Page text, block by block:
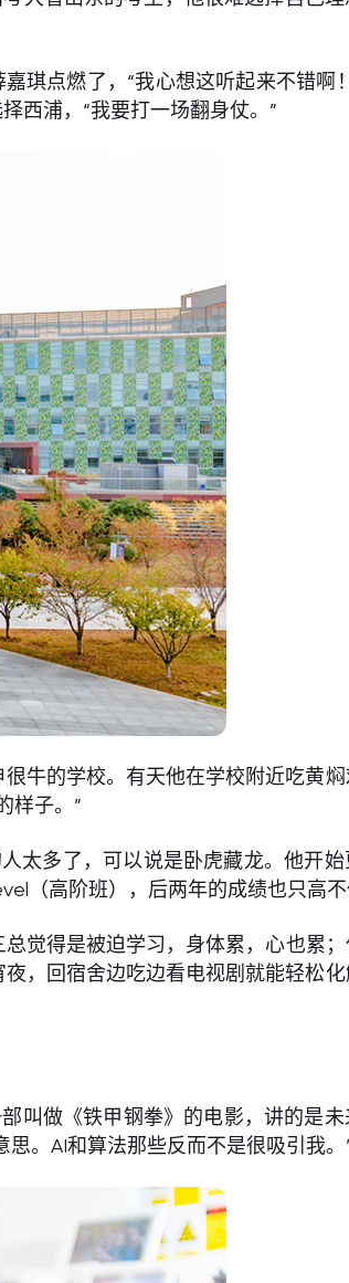
琪点燃了，“我心想这听起来不错啊
西浦，“我要打一场翻身仗。”
牛的学校。有天他在学校附近吃黄
样子。”
太多了，可以说是卧虎藏龙。他开
（高阶班），后两年的成绩也只高不
觉得是被迫学习，身体累，心也累
，回宿舍边吃边看电视剧就能轻松
叫做《铁甲钢拳》的电影，讲的是
。AI和算法那些反而不是很吸引我。